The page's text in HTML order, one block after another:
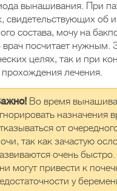
вынашивания. При
свидетельствующих об
состава, мочу на
врач посчитает нужным.
целях, так и при
лечения.
Во время
назначения
от
так как зачастую
очень
могут привести к
у